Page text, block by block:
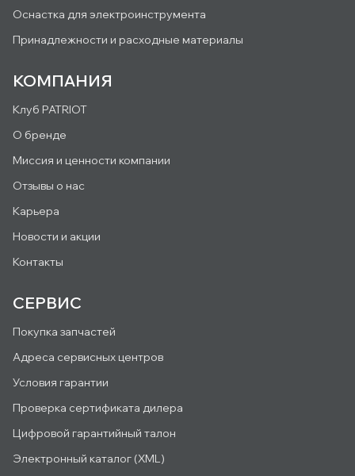
Оснастка для электроинструмента
Принадлежности и расходные материалы
КОМПАНИЯ
Клуб PATRIOT
О бренде
Миссия и ценности компании
Отзывы о нас
Карьера
Новости и акции
Контакты
СЕРВИС
Покупка запчастей
Адреса сервисных центров
Условия гарантии
Проверка сертификата дилера
Цифровой гарантийный талон
Электронный каталог (XML)